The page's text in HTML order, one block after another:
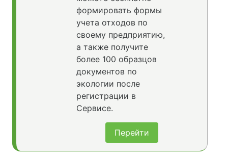
формировать формы
учета отходов по
своему предприятию,
а также получите
более 100 образцов
документов по
экологии после
регистрации в
Сервисе.
Перейти